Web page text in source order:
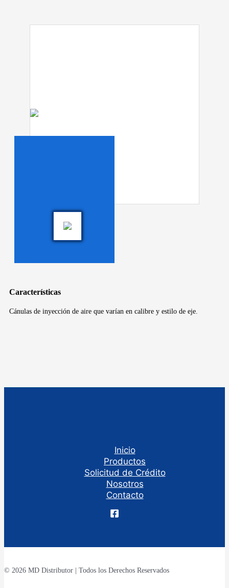
Características
Cánulas de inyección de aire que varían en calibre y estilo de eje.
Inicio
Productos
Solicitud de Crédito
Nosotros
Contacto
© 2026 MD Distributor | Todos los Derechos Reservados